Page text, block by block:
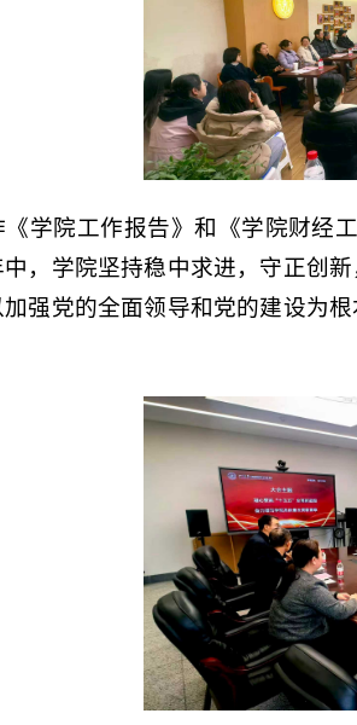
学院工作报告》和《学院财经
，学院坚持稳中求进，守正创
强党的全面领导和党的建设为